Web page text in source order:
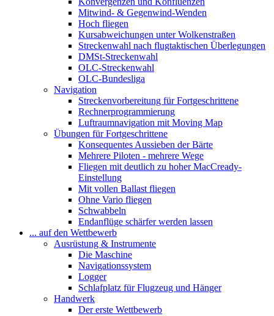
Mitwind- & Gegenwind-Wenden
Hoch fliegen
Kursabweichungen unter Wolkenstraßen
Streckenwahl nach flugtaktischen Überlegungen
DMSt-Streckenwahl
OLC-Streckenwahl
OLC-Bundesliga
Navigation
Streckenvorbereitung für Fortgeschrittene
Rechnerprogrammierung
Luftraumnavigation mit Moving Map
Übungen für Fortgeschrittene
Konsequentes Aussieben der Bärte
Mehrere Piloten - mehrere Wege
Fliegen mit deutlich zu hoher MacCready-
Einstellung
Mit vollen Ballast fliegen
Ohne Vario fliegen
Schwabbeln
Endanflüge schärfer werden lassen
... auf den Wettbewerb
Ausrüstung & Instrumente
Die Maschine
Navigationssystem
Logger
Schlafplatz für Flugzeug und Hänger
Handwerk
Der erste Wettbewerb